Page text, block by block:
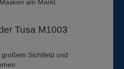
am Markt
Tusa M1003
Sichtfeld und